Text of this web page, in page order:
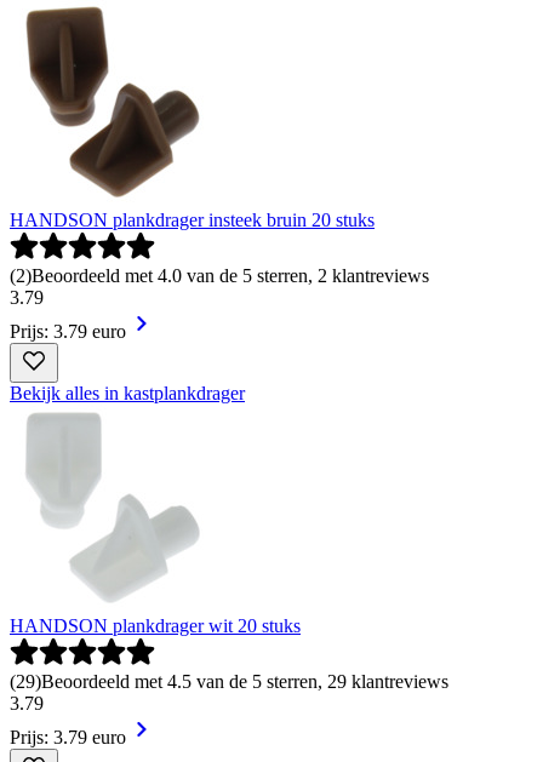
HANDSON plankdrager insteek bruin 20 stuks
(2)Beoordeeld met 4.0 van de 5 sterren, 2 klantreviews
3.79
Prijs: 3.79 euro
Bekijk alles in kastplankdrager
HANDSON plankdrager wit 20 stuks
(29)Beoordeeld met 4.5 van de 5 sterren, 29 klantreviews
3.79
Prijs: 3.79 euro